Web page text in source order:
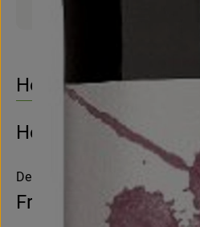
Produktdatenblatt
Herkunft
Hersteller: KIF
Deutschland
Friedrich Kiefer